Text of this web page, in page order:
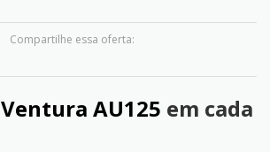
Compartilhe essa oferta:
Ventura AU125 em cada